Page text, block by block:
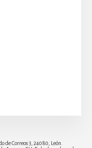
de Correos 3, 24080, León.